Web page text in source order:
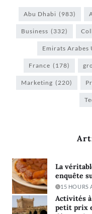
Abu Dhabi (983)
Business (332)
Emirats Arabes
France (178)
Marketing (220)
La
enquête
15 HOURS
Activités à
petit prix